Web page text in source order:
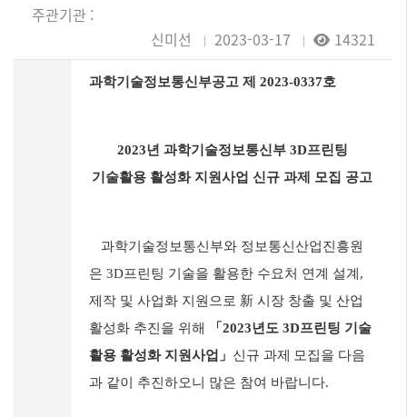
주관기관 :
신미선
2023-03-17 14321
과학기술정보통신부공고 제 2023-0337호
2023년 과학기술정보통신부 3D프린팅
기술활용 활성화 지원사업 신규 과제 모집 공고
과학기술정보통신부와 정보통신산업진흥원
은 3D프린팅 기술을 활용한 수요처 연계 설계 ,
제작 및 사업화 지원으로 新 시장 창출 및 산업
활성화 추진을 위해
「 2023년도 3D프린팅 기술
활용 활성화 지원사업 」 신규 과제
모집을 다음
과 같이 추진하오니 많은 참여 바랍니다.